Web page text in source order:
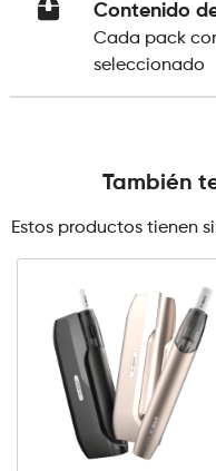
Contenido
Cada pack
seleccionado
También
Estos productos tienen